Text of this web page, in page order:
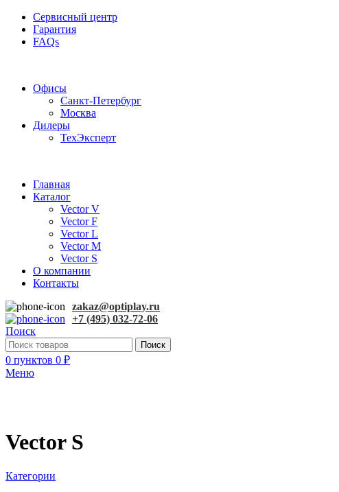
Сервисный центр
Гарантия
FAQs
Офисы
Санкт-Петербург
Москва
Дилеры
ТехЭксперт
Главная
Каталог
Vector V
Vector F
Vector L
Vector M
Vector S
О компании
Контакты
zakaz@optiplay.ru
+7 (495) 032-72-06
Поиск
Поиск
0 пунктов 0 ₽
Меню
Vector S
Категории